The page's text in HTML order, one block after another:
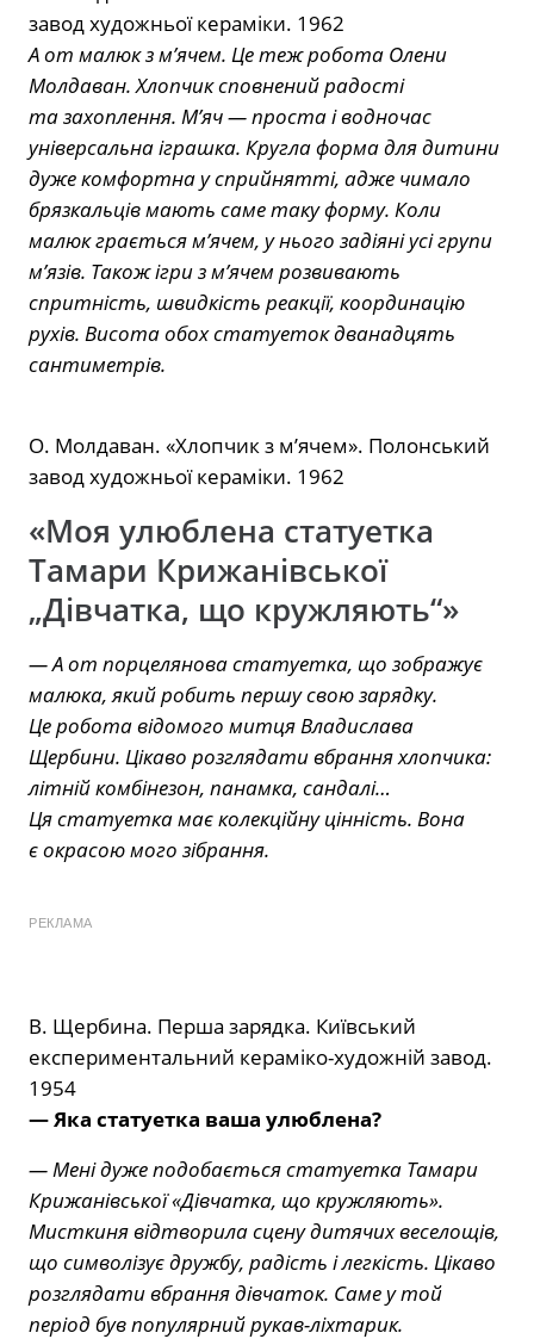
завод художньої кераміки. 1962
А от малюк з м’ячем. Це теж робота Олени
Молдаван. Хлопчик сповнений радості
та захоплення. М’яч — проста і водночас
універсальна іграшка. Кругла форма для дитини
дуже комфортна у сприйнятті, адже чимало
брязкальців мають саме таку форму. Коли
малюк грається м’ячем, у нього задіяні усі групи
м’язів. Також ігри з м’ячем розвивають
спритність, швидкість реакції, координацію
рухів. Висота обох статуеток дванадцять
сантиметрів.
О. Молдаван. «Хлопчик з м’ячем». Полонський
завод художньої кераміки. 1962
«Моя улюблена статуетка
Тамари Крижанівської
„Дівчатка, що кружляють“»
— А от порцелянова статуетка, що зображує
малюка, який робить першу свою зарядку.
Це робота відомого митця Владислава
Щербини. Цікаво розглядати вбрання хлопчика:
літній комбінезон, панамка, сандалі…
Ця статуетка має колекційну цінність. Вона
є окрасою мого зібрання.
РЕКЛАМА
В. Щербина. Перша зарядка. Київський
експериментальний кераміко-художній завод.
1954
— Яка статуетка ваша улюблена?
— Мені дуже подобається статуетка Тамари
Крижанівської «Дівчатка, що кружляють».
Мисткиня відтворила сцену дитячих веселощів,
що символізує дружбу, радість і легкість. Цікаво
розглядати вбрання дівчаток. Саме у той
період був популярний рукав-ліхтарик.